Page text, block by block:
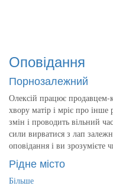
Оповідання
Порнозалежний
Олексій працює продавцем-
хвору матір і мріє про інше
змін і проводить вільний
сили вирватися з лап
оповідання і ви зрозумієте
Рідне місто
Більше